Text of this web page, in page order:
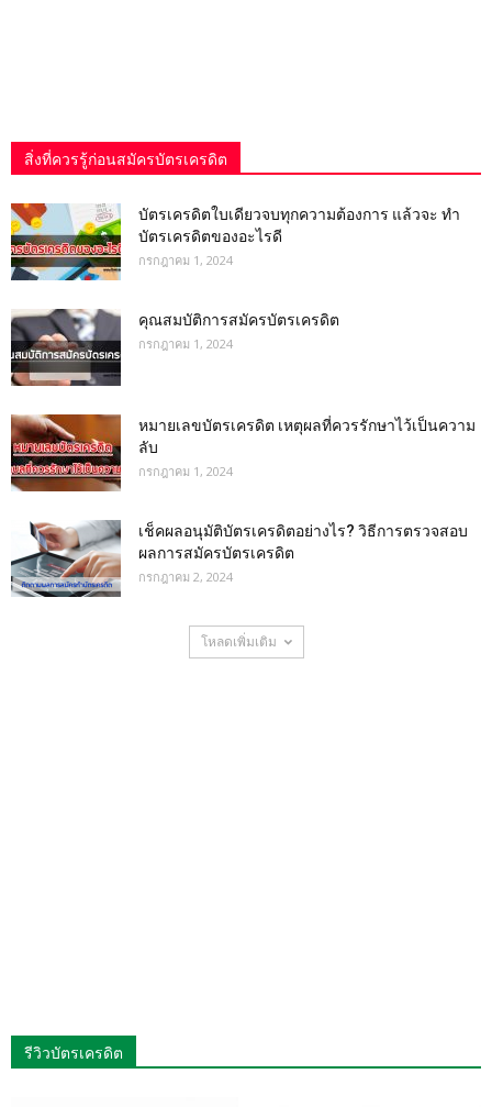
สิ่งที่ควรรู้ก่อนสมัครบัตรเครดิต
บัตรเครดิตใบเดียวจบทุกความต้องการ แล้วจะ ทำ
บัตรเครดิตของอะไรดี
กรกฎาคม 1, 2024
คุณสมบัติการสมัครบัตรเครดิต
กรกฎาคม 1, 2024
หมายเลขบัตรเครดิต เหตุผลที่ควรรักษาไว้เป็นความ
ลับ
กรกฎาคม 1, 2024
เช็คผลอนุมัติบัตรเครดิตอย่างไร? วิธีการตรวจสอบ
ผลการสมัครบัตรเครดิต
กรกฎาคม 2, 2024
โหลดเพิ่มเติม
รีวิวบัตรเครดิต